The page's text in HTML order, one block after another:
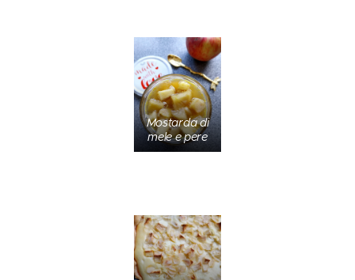
Mostarda di
mele e pere